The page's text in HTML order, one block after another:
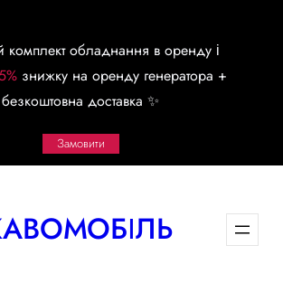
комплект обладнання в оренду і
знижку на оренду генератора +
безкоштовна доставка ✨
Замовити